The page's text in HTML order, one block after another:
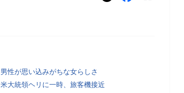
男性が思い込みがちな女らしさ
米大統領ヘリに一時、旅客機接近